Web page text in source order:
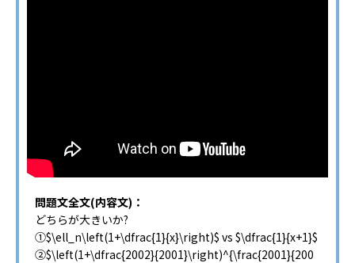
問題文全文(内容文)：
どちらが大きいか?
①$\ell_n\left(1+\dfrac{1}{x}\right)$ vs $\dfrac{1}{x+1}$
②$\left(1+\dfrac{2002}{2001}\right)^{\frac{2001}{200